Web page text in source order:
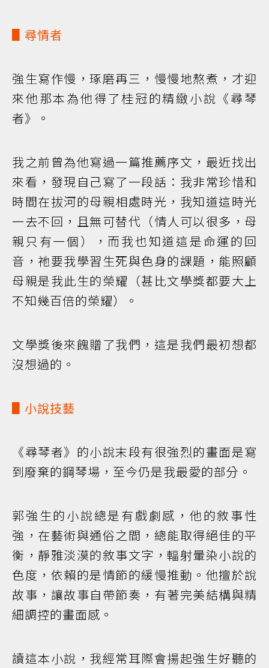
▋尋情者
強生寫作慢，琢磨再三，慢慢地熬煮，才迎
來他那本為他得了桂冠的精緻小說《尋琴
者》。
我之前曾為他寫過一篇推薦序文，最近找出
來看，發現自己寫了一段話：我非常珍惜和
時間在拔河的母親相處時光，我知道這時光
一去不回，且無可替代（情人可以很多，母
親只有一個），而我也知道這是命運的回
音，祂要我學習生死與色身的課題，能照顧
母親是我此生的榮耀（甚比文學獎都要大上
不知幾百倍的榮耀）。
文學獎後來餽贈了我們，這是我們最初想都
沒想過的。
▋小說技藝
《尋琴者》的小說末段有很強烈的畫面是寫
到廢棄的鋼琴場，至今仍是我最愛的部分。
郭強生的小說總是有戲劇感，他的敘事性
強，在藝術與通俗之間，總能取得絕佳的平
衡，靜雅淡漠的敘事文字，輻射暈染小說的
色度，依賴的是情節的緩慢推動。他擅於說
故事，讓故事自帶節奏，有著完美結構與精
細調控的畫面感。
讀這本小說，我經常耳際會揚起強生好聽的